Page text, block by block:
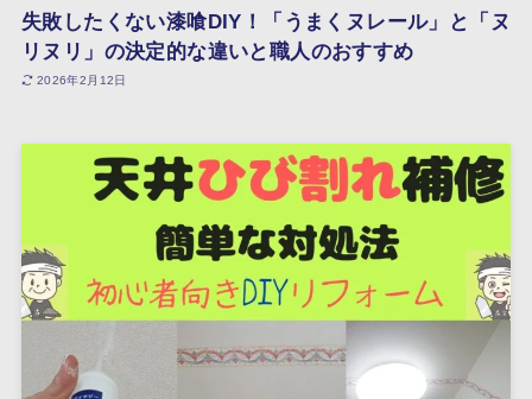
失敗したくない漆喰DIY！「うまくヌレール」と「ヌ
リヌリ」の決定的な違いと職人のおすすめ
2026年2月12日